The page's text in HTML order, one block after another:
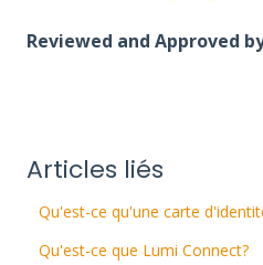
Reviewed and Approved
Articles liés
Qu'est-ce qu'une carte
Qu'est-ce que Lumi Connect?